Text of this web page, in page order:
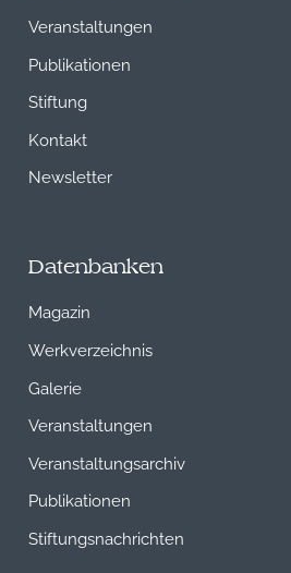
Veranstaltungen
Publikationen
Stiftung
Kontakt
Newsletter
Datenbanken
Magazin
Werkverzeichnis
Galerie
Veranstaltungen
Veranstaltungsarchiv
Publikationen
Stiftungsnachrichten